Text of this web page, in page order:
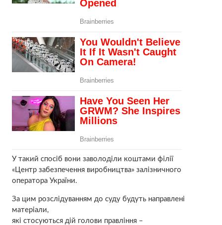
У такий спосіб вони заволоділи коштами філії
«Центр забезпечення виробництва» залізничного
оператора України.
За цим розслідуванням до суду будуть направлені
матеріали,
які стосуються дій голови правління –